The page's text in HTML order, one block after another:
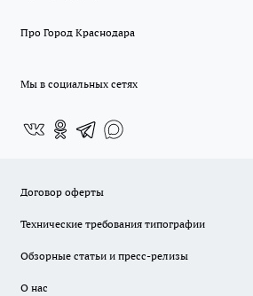
Про Город Краснодара
Мы в социальных сетях
Договор оферты
Технические требования типографии
Обзорные статьи и пресс-релизы
О нас